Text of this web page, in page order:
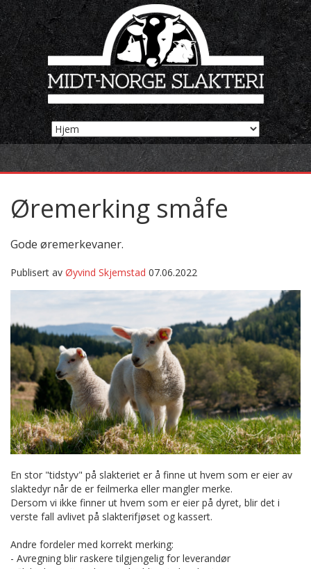
Øremerking småfe
Gode øremerkevaner.
Publisert av Øyvind Skjemstad 07.06.2022
En stor "tidstyv" på slakteriet er å finne ut hvem som er eier av
slaktedyr når de er feilmerka eller mangler merke.
Dersom vi ikke finner ut hvem som er eier på dyret, blir det i
verste fall avlivet på slakterifjøset og kassert.
Andre fordeler med korrekt merking:
- Avregning blir raskere tilgjengelig for leverandør